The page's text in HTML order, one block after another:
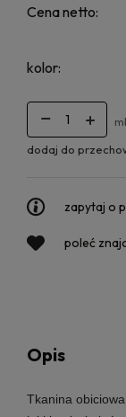
Cena netto:
kolor:
dodaj do
zapytaj o
poleć
Opis
Tkanina